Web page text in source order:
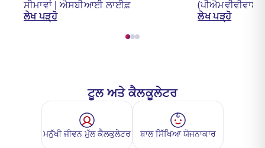
ਸੀਮਾਵਾਂ | ਐਸਬੀਆਈ ਲਾਈਫ਼
ਲੇਖ ਪੜ੍ਹੋ
ਲੇਖ ਪੜ੍ਹੋ
ਟੂਲ ਅਤੇ ਕੈਲਕੂਲੇਟਰ
ਮਨੁੱਖੀ ਜੀਵਨ ਮੁੱਲ ਕੈਲਕੁਲੇਟਰ ਬਾਲ ਸਿੱਖਿਆ ਯੋਜਨਾਕਾਰ